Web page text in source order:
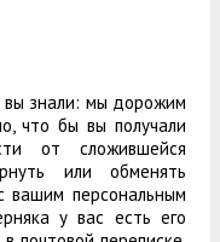
знали: мы дорожим
что бы вы получали
от сложившейся
или обменять
вашим персональным
у вас есть его